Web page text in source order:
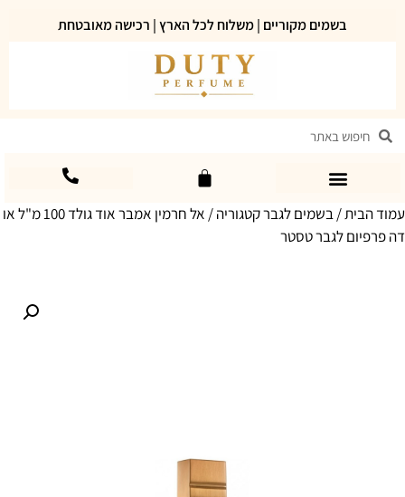
בשמים מקוריים | משלוח לכל הארץ | רכישה מאובטחת
עמוד הבית/בשמים לגבר קטגוריה
/ אל חרמין אמבר אוד גולד 100 מ"ל או
דה פרפיום לגבר טסטר